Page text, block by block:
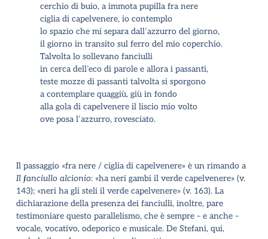
cerchio di buio, a immota pupilla fra nere
ciglia di capelvenere, io contemplo
lo spazio che mi separa dall’azzurro del giorno,
il giorno in transito sul ferro del mio coperchio.
Talvolta lo sollevano fanciulli
in cerca dell’eco di parole e allora i passanti,
teste mozze di passanti talvolta si sporgono
a contemplare quaggiù, giù in fondo
alla gola di capelvenere il liscio mio volto
ove posa l’azzurro, rovesciato.
Il passaggio «fra nere / ciglia di capelvenere» è un rimando a
Il fanciullo alcionio: «ha neri gambi il verde capelvenere» (v.
143); «neri ha gli steli il verde capelvenere» (v. 163). La
dichiarazione della presenza dei fanciulli, inoltre, pare
testimoniare questo parallelismo, che è sempre – e anche –
vocale, vocativo, odeporico e musicale. De Stefani, qui,